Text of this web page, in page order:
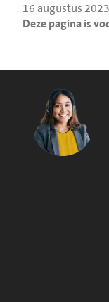
16 augustus
Deze pagina is